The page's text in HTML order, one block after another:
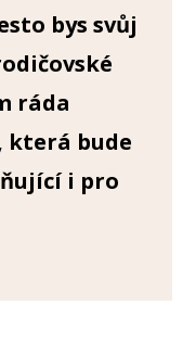
bys svůj
ráda
bude
i pro